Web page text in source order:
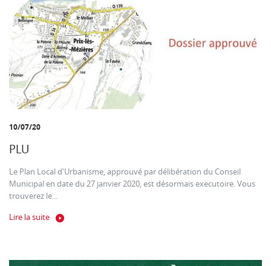
10/07/20
PLU
Le Plan Local d'Urbanisme, approuvé par délibération du Conseil
Municipal en date du 27 janvier 2020, est désormais executoire. Vous
trouverez le...
Lire la suite